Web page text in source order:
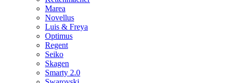
Marea
Novellus
Luis & Freya
Optimus
Regent
Seiko
Skagen
Smarty 2.0